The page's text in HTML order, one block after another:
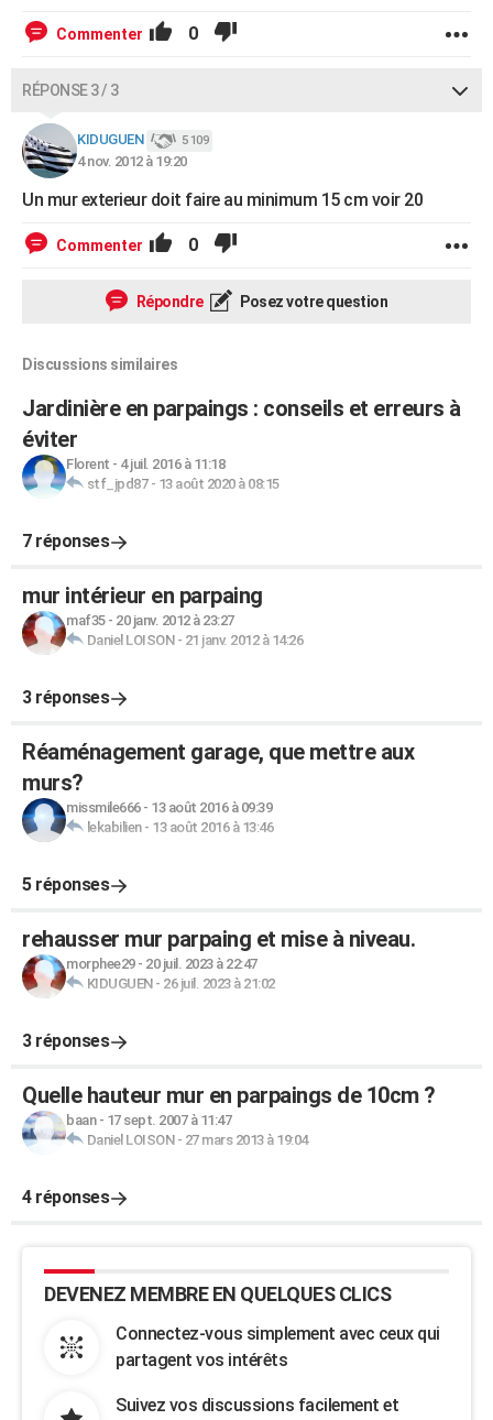
Commenter 0
RÉPONSE 3 / 3
KIDUGUEN 5 109
4 nov. 2012 à 19:20
Un mur exterieur doit faire au minimum 15 cm voir 20
Commenter 0
Répondre Posez votre question
Discussions similaires
Jardinière en parpaings : conseils et erreurs à
éviter
Florent - 4 juil. 2016 à 11:18
stf_jpd87- 13 août 2020 à 08:15
7 réponses
mur intérieur en parpaing
maf35- 20 janv. 2012 à 23:27
Daniel LOISON- 21 janv. 2012 à 14:26
3 réponses
Réaménagement garage, que mettre aux
murs?
missmile666- 13 août 2016 à 09:39
lekabilien- 13 août 2016 à 13:46
5 réponses
rehausser mur parpaing et mise à niveau.
morphee29- 20 juil. 2023 à 22:47
KIDUGUEN- 26 juil. 2023 à 21:02
3 réponses
Quelle hauteur mur en parpaings de 10cm ?
baan- 17 sept. 2007 à 11:47
Daniel LOISON- 27 mars 2013 à 19:04
4 réponses
DEVENEZ MEMBRE EN QUELQUES CLICS
Connectez-vous simplement avec ceux qui
partagent vos intérêts
Suivez vos discussions facilement et